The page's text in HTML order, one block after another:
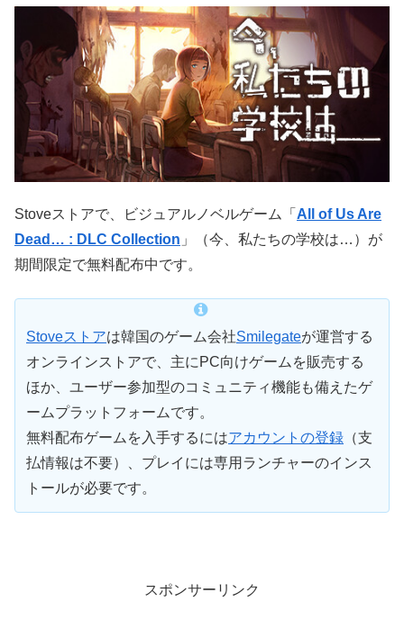
Stoveストアで、ビジュアルノベルゲーム「 All of Us Are
Dead… : DLC Collection 」（今、私たちの学校は…）が
期間限定で無料配布中です。
Stoveストアは韓国のゲーム会社Smilegateが運営する
オンラインストアで、主にPC向けゲームを販売する
ほか、ユーザー参加型のコミュニティ機能も備えたゲ
ームプラットフォームです。
無料配布ゲームを入手するにはアカウントの登録 （支
払情報は不要）、プレイには専用ランチャーのインス
トールが必要です。
スポンサーリンク